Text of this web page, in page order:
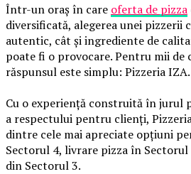
Într-un oraș în care oferta de pizza
diversificată, alegerea unei pizzerii
autentic, cât și ingrediente de
poate fi o provocare. Pentru mii de
răspunsul este simplu: Pizzeria IZA.
Cu o experiență construită în jurul
a respectului pentru clienți,
dintre cele mai apreciate opțiuni
Sectorul 4, livrare pizza în Sectorul
din Sectorul 3.